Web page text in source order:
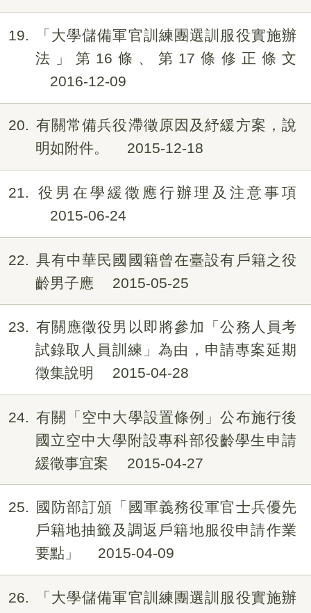
19
「大學儲備軍官訓練團選訓服役實施辦
法」第16條、第17條修正條文
2016-12-09
20
有關常備兵役滯徵原因及紓緩方案，說
明如附件。
2015-12-18
21
役男在學緩徵應行辦理及注意事項
2015-06-24
22
具有中華民國國籍曾在臺設有戶籍之役
齡男子應
2015-05-25
23
有關應徵役男以即將參加「公務人員考
試錄取人員訓練」為由，申請專案延期
徵集說明
2015-04-28
24
有關「空中大學設置條例」公布施行後
國立空中大學附設專科部役齡學生申請
緩徵事宜案
2015-04-27
25
國防部訂頒「國軍義務役軍官士兵優先
戶籍地抽籤及調返戶籍地服役申請作業
要點」
2015-04-09
26
「大學儲備軍官訓練團選訓服役實施辦